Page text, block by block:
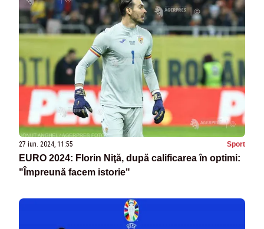
27 iun. 2024, 11:55 Sport
EURO 2024: Florin Niţă, după calificarea în optimi:
"Împreună facem istorie"